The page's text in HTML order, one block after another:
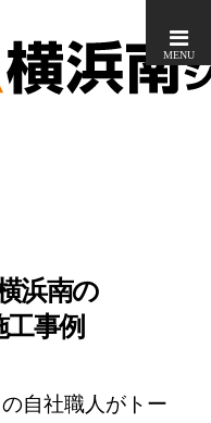
MENU
浜南の
事例
自社職人がトー